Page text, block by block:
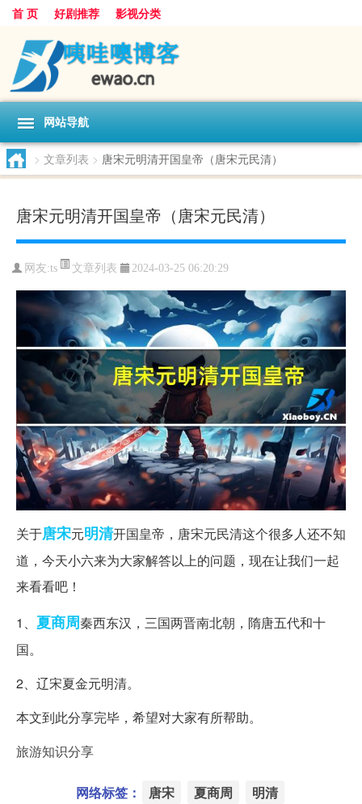
首 页 好剧推荐 影视分类
网站导航
> 文章列表 > 唐宋元明清开国皇帝（唐宋元民清）
唐宋元明清开国皇帝（唐宋元民清）
网友:ts 文章列表 2024-03-25 06:20:29
关于唐宋元明清开国皇帝，唐宋元民清这个很多人还不知
道，今天小六来为大家解答以上的问题，现在让我们一起
来看看吧！
1、 夏商周秦西东汉，三国两晋南北朝，隋唐五代和十
国。
2、辽宋夏金元明清。
本文到此分享完毕，希望对大家有所帮助。
旅游知识分享
网络标签： 唐宋 夏商周 明清